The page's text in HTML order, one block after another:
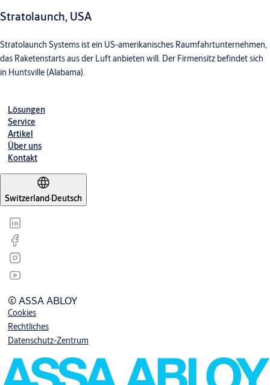
Stratolaunch, USA
Stratolaunch Systems ist ein US-amerikanisches Raumfahrtunternehmen,
das Raketenstarts aus der Luft anbieten will. Der Firmensitz befindet sich
in Huntsville (Alabama).
Lösungen
Service
Artikel
Über uns
Kontakt
Switzerland·Deutsch
© ASSA ABLOY
Cookies
Rechtliches
Datenschutz-Zentrum